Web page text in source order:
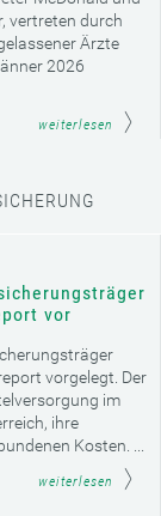
vertreten durch
Ärzte
2026
weiterlesen
vor
vorgelegt. Der
im
ihre
Kosten. ...
weiterlesen